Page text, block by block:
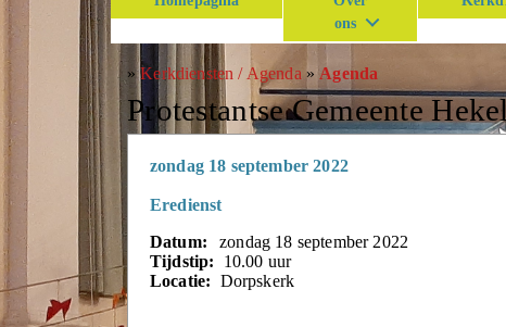
ons
»Kerkdiensten / Agenda » Agenda
Protestantse Gemeente
zondag 18 september 2022
Eredienst
Datum:
zondag 18 september 2022
Tijdstip:
10.00 uur
Locatie: Dorpskerk